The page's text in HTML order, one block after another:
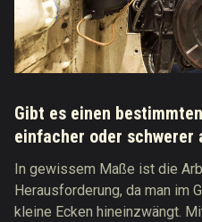
Gibt es einen
einfacher oder schwerer
In gewissem Maße ist die
Herausforderung, da man im
kleine Ecken hineinzwängt.